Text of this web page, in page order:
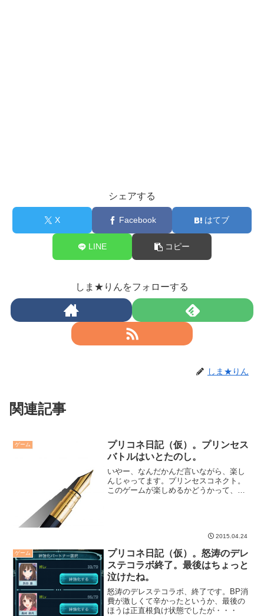
シェアする
X Facebook はてブ
LINE コピー
しま★りんをフォローする
しま★りん
関連記事
ゲーム
プリコネ日記（仮）。プリンセス
バトルはいとたのし。
いやー、なんだかんだ言いながら、楽し
んじゃってます。プリンセスコネクト。
このゲームが楽しめるかどうかって、結
2015.04.24
ゲーム
プリコネ日記（仮）。怒涛のデレ
ステコラボ終了。最後はちょっと
泣けたね。
怒涛のデレステコラボ、終了です。BP消
費が激しくて辛かったというか、最後の
ほうは正直根負け状態でしたが・・・